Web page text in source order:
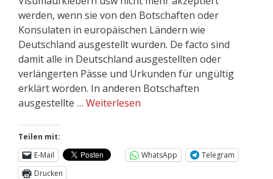
werden, wenn sie von den Botschaften oder
Konsulaten in europäischen Ländern wie
Deutschland ausgestellt wurden. De facto sind
damit alle in Deutschland ausgestellten oder
verlängerten Pässe und Urkunden für ungültig
erklärt worden. In anderen Botschaften
ausgestellte … Weiterlesen
Teilen mit:
E-Mail
WhatsApp
Telegram
Drucken